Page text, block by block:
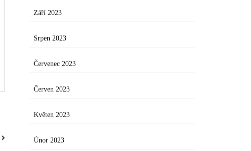
Září 2023
Srpen 2023
Červenec 2023
Červen 2023
Květen 2023
Únor 2023